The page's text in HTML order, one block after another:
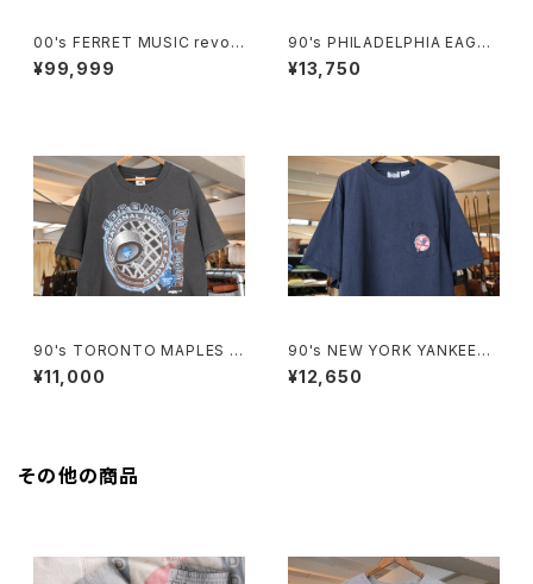
00's FERRET MUSIC revolv
er-logo printed Tee
¥99,999
90's PHILADELPHIA EAGLE
S breakthrough cotton Tee
"Made in U.S.A."
¥13,750
90's TORONTO MAPLES L
EAFS black cotton Tee "M
ade in CANADA"
¥11,000
90's NEW YORK YANKEES
embroidered logo pocket
Tee
¥12,650
その他の商品